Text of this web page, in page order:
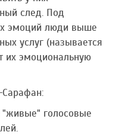
след. Под
эмоций люди выше
услуг (называется
их эмоциональную
голосовые